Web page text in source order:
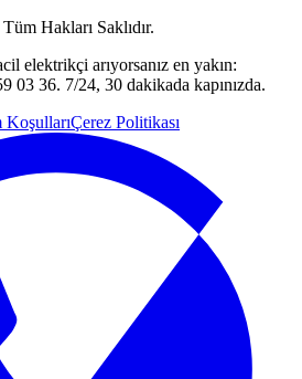
Hakları Saklıdır.
elektrikçi arıyorsanız en yakın:
36. 7/24, 30 dakikada kapınızda.
KoşullarıÇerez Politikası